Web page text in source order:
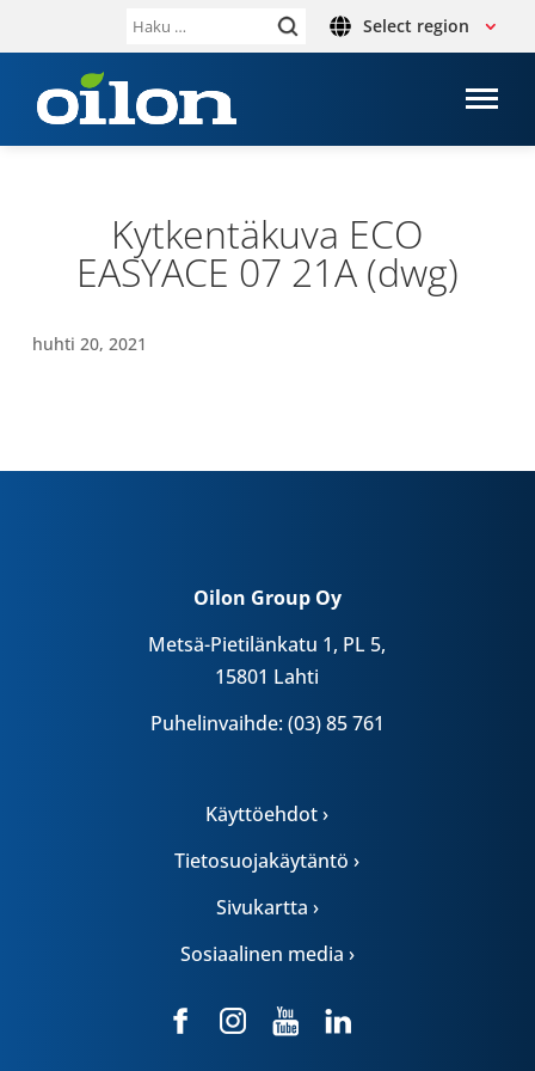
Haku: Select region
Kyt­ken­tä­kuva ECO
EASYACE 07 21A (dwg)
huhti 20, 2021
Oilon Group Oy
Metsä-Pietilänkatu 1, PL 5,
15801 Lahti
Puhelinvaihde: (03) 85 761
Käyttöehdot ›
Tietosuojakäytäntö ›
Sivukartta ›
Sosiaalinen media ›